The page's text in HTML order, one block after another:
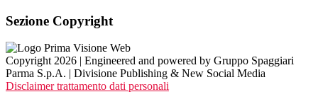
Sezione Copyright
Copyright 2026 | Engineered and powered by Gruppo Spaggiari
Parma S.p.A. | Divisione Publishing & New Social Media
Disclaimer trattamento dati personali